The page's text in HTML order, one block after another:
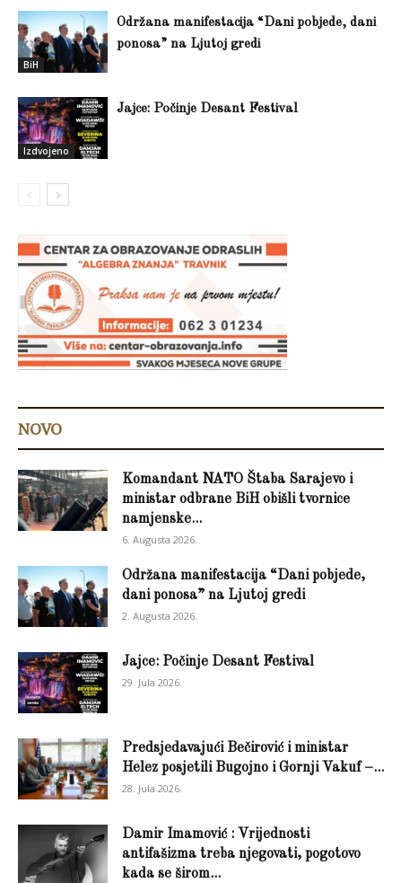
BiH
Održana manifestacija “Dani pobjede, dani
ponosa” na Ljutoj gredi
Izdvojeno
Jajce: Počinje Desant Festival
NOVO
Komandant NATO Štaba Sarajevo i
ministar odbrane BiH obišli tvornice
namjenske...
6. Augusta 2026.
Održana manifestacija “Dani pobjede,
dani ponosa” na Ljutoj gredi
2. Augusta 2026.
Jajce: Počinje Desant Festival
29. Jula 2026.
Predsjedavajući Bečirović i ministar
Helez posjetili Bugojno i Gornji Vakuf –...
28. Jula 2026.
Damir Imamović : Vrijednosti
antifašizma treba njegovati, pogotovo
kada se širom...